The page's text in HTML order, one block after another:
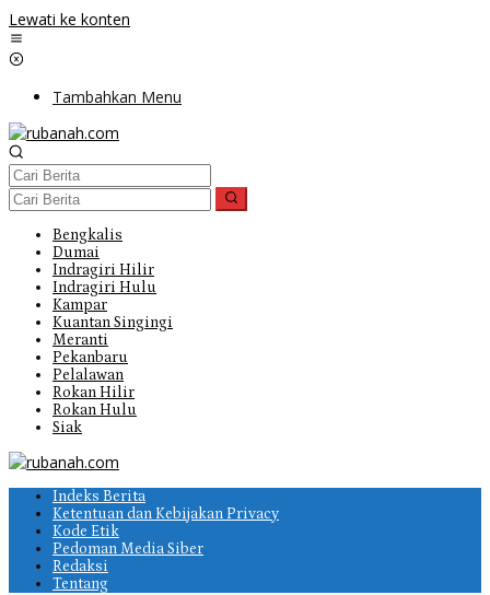
Lewati ke konten
Tambahkan Menu
Bengkalis
Dumai
Indragiri Hilir
Indragiri Hulu
Kampar
Kuantan Singingi
Meranti
Pekanbaru
Pelalawan
Rokan Hilir
Rokan Hulu
Siak
Indeks Berita
Ketentuan dan Kebijakan Privacy
Kode Etik
Pedoman Media Siber
Redaksi
Tentang